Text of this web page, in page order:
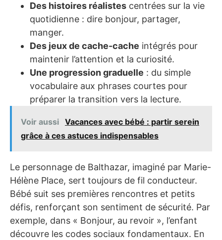
Des histoires réalistes centrées sur la vie
quotidienne : dire bonjour, partager,
manger.
Des jeux de cache-cache intégrés pour
maintenir l’attention et la curiosité.
Une progression graduelle : du simple
vocabulaire aux phrases courtes pour
préparer la transition vers la lecture.
Voir aussi Vacances avec bébé : partir serein
grâce à ces astuces indispensables
Le personnage de Balthazar, imaginé par Marie-
Hélène Place, sert toujours de fil conducteur.
Bébé suit ses premières rencontres et petits
défis, renforçant son sentiment de sécurité. Par
exemple, dans « Bonjour, au revoir », l’enfant
découvre les codes sociaux fondamentaux. En